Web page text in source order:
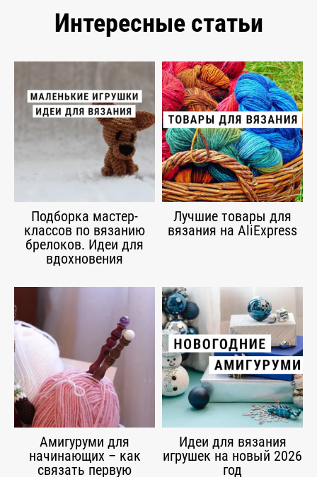
Интересные статьи
Подборка мастер-
классов по вязанию
брелоков. Идеи для
вдохновения
Лучшие товары для
вязания на AliExpress
Амигуруми для
начинающих – как
связать первую
Идеи для вязания
игрушек на новый 2026
год